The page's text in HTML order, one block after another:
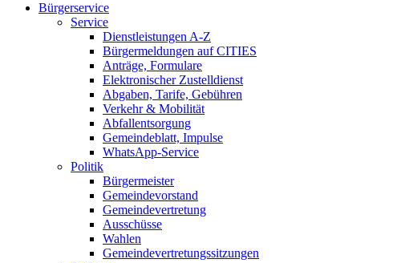
Bürgerservice
Service
Dienstleistungen A-Z
Bürgermeldungen auf CITIES
Anträge, Formulare
Elektronischer Zustelldienst
Abgaben, Tarife, Gebühren
Verkehr & Mobilität
Abfallentsorgung
Gemeindeblatt, Impulse
WhatsApp-Service
Politik
Bürgermeister
Gemeindevorstand
Gemeindevertretung
Ausschüsse
Wahlen
Gemeindevertretungssitzungen